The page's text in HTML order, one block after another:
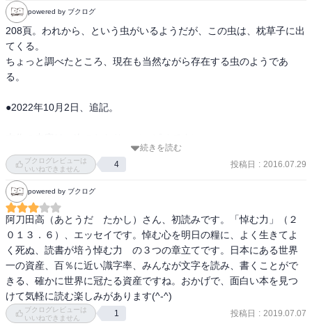
powered by ブクログ
208頁。われから、という虫がいるようだが、この虫は、枕草子に出
てくる。
ちょっと調べたところ、現在も当然ながら存在する虫のようであ
る。
●2022年10月2日、追記。
「悼む」という行為は人間だけが持っている。人間は必ず死ぬ。人
間は死に向かって生きているのであり、人間にとって死ほど重大な
テーマはない。歳を重ねるほどに悼む機会が増えてきた著者がたど
り着いた哲学は、「死んだ人は、だれかがその人を思い出している
限り生きている」ということであった。親しかった人の死に遭遇し
ても、いつまでもその人を思い出すことで、その人は生きていたと
きと同じようにイメージできる。多くの文学は死んだ後もその人を
生きていることにできる唯一の方法なのだ。「いつのまにかずいぶ
ん長生きをしてしまった。八十歳も近い」とつぶやく作家が、ここ
十年にわたって執筆した追悼文を一章に、二章「よく生きて、よく
死ぬ」では「悼む心」が自身の文学に影響している心情をまとめ、
続きを読む
ブクログレビューは
いいねできません
4 投稿日 : 2016.07.29
powered by ブクログ
阿刀田高（あとうだ　たかし）さん、初読みです。「悼む力」（２
０１３．６）、エッセイです。悼む心を明日の糧に、よく生きてよ
く死ぬ、読書が培う悼む力　の３つの章立てです。日本にある世界
一の資産、百％に近い識字率、みんなが文字を読み、書くことがで
きる、確かに世界に冠たる資産ですね。おかげで、面白い本を見つ
けて気軽に読む楽しみがあります(^-^)
ブクログレビューは
いいねできません
1 投稿日 : 2019.07.07